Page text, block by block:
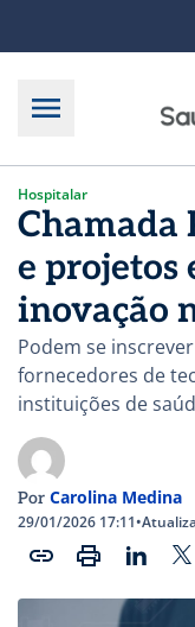
Hospitalar
Chamada
e projetos
inovação
Podem se
fornecedores de
instituições de
Por Carolina Medina
29/01/2026 17:11•